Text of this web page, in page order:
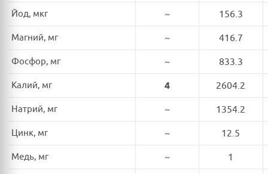
Йод, мкг ~ 156.3
Магний, мг ~ 416.7
Фосфор, мг ~ 833.3
Калий, мг 4 2604.2
Натрий, мг ~ 1354.2
Цинк, мг ~ 12.5
Медь, мг ~ 1